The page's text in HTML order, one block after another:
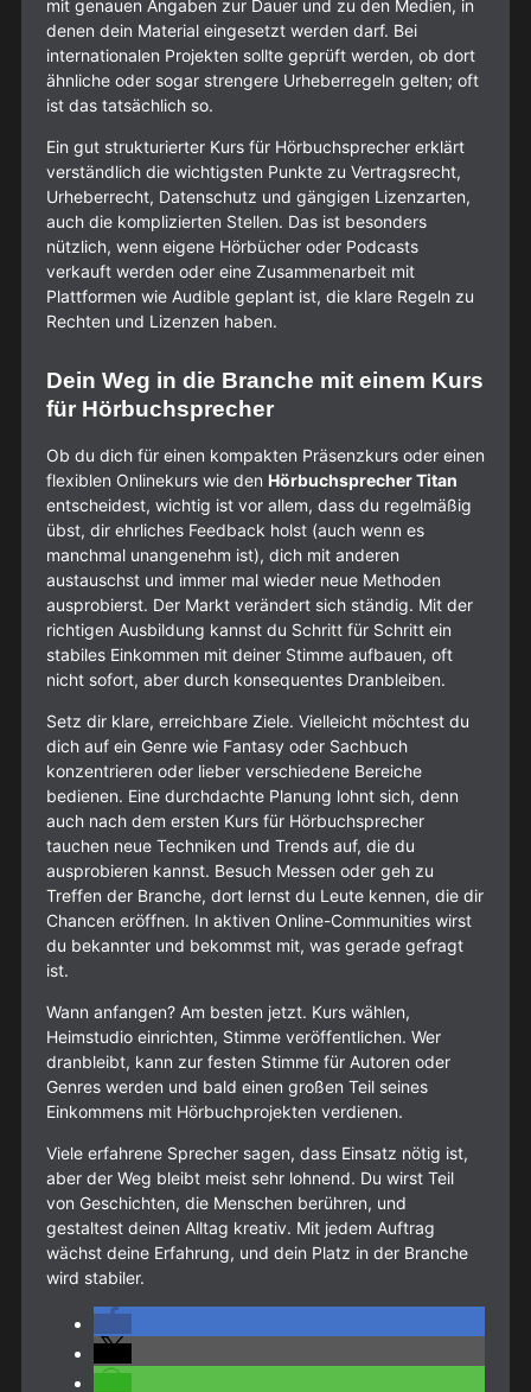
mit genauen Angaben zur Dauer und zu den Medien, in
denen dein Material eingesetzt werden darf. Bei
internationalen Projekten sollte geprüft werden, ob dort
ähnliche oder sogar strengere Urheberregeln gelten; oft
ist das tatsächlich so.
Ein gut strukturierter Kurs für Hörbuchsprecher erklärt
verständlich die wichtigsten Punkte zu Vertragsrecht,
Urheberrecht, Datenschutz und gängigen Lizenzarten,
auch die komplizierten Stellen. Das ist besonders
nützlich, wenn eigene Hörbücher oder Podcasts
verkauft werden oder eine Zusammenarbeit mit
Plattformen wie Audible geplant ist, die klare Regeln zu
Rechten und Lizenzen haben.
Dein Weg in die Branche mit einem Kurs
für Hörbuchsprecher
Ob du dich für einen kompakten Präsenzkurs oder einen
flexiblen Onlinekurs wie den Hörbuchsprecher Titan
entscheidest, wichtig ist vor allem, dass du regelmäßig
übst, dir ehrliches Feedback holst (auch wenn es
manchmal unangenehm ist), dich mit anderen
austauschst und immer mal wieder neue Methoden
ausprobierst. Der Markt verändert sich ständig. Mit der
richtigen Ausbildung kannst du Schritt für Schritt ein
stabiles Einkommen mit deiner Stimme aufbauen, oft
nicht sofort, aber durch konsequentes Dranbleiben.
Setz dir klare, erreichbare Ziele. Vielleicht möchtest du
dich auf ein Genre wie Fantasy oder Sachbuch
konzentrieren oder lieber verschiedene Bereiche
bedienen. Eine durchdachte Planung lohnt sich, denn
auch nach dem ersten Kurs für Hörbuchsprecher
tauchen neue Techniken und Trends auf, die du
ausprobieren kannst. Besuch Messen oder geh zu
Treffen der Branche, dort lernst du Leute kennen, die dir
Chancen eröffnen. In aktiven Online-Communities wirst
du bekannter und bekommst mit, was gerade gefragt
ist.
Wann anfangen? Am besten jetzt. Kurs wählen,
Heimstudio einrichten, Stimme veröffentlichen. Wer
dranbleibt, kann zur festen Stimme für Autoren oder
Genres werden und bald einen großen Teil seines
Einkommens mit Hörbuchprojekten verdienen.
Viele erfahrene Sprecher sagen, dass Einsatz nötig ist,
aber der Weg bleibt meist sehr lohnend. Du wirst Teil
von Geschichten, die Menschen berühren, und
gestaltest deinen Alltag kreativ. Mit jedem Auftrag
wächst deine Erfahrung, und dein Platz in der Branche
wird stabiler.